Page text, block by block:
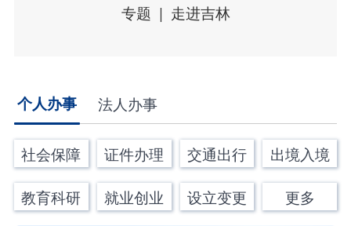
专题
走进吉林
个人办事 法人办事
社会保障 证件办理 交通出行 出境入境
教育科研 就业创业 设立变更 更多